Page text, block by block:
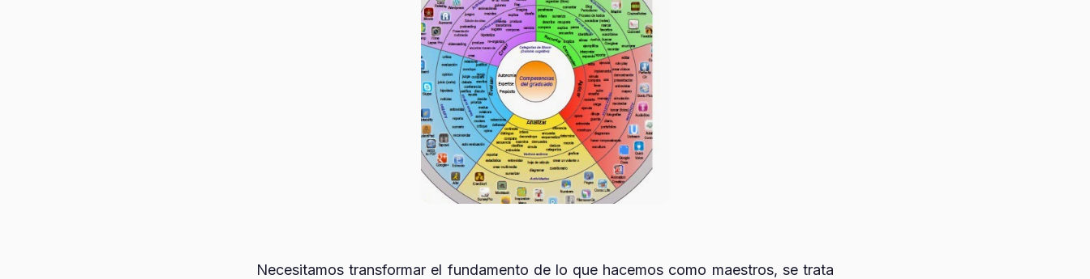
Necesitamos transformar el fundamento de lo que hacemos como maestros, se trata